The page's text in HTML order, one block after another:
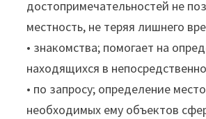
достопримечательностей не
местность, не теряя лишнего
• знакомства; помогает на
находящихся в
• по запросу; определение
необходимых ему объектов